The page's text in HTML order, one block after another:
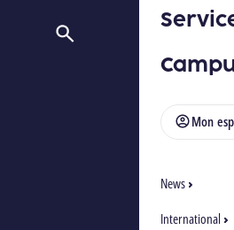
Mon
News
International
Ouvrir/Fermer la recherche
AVEC OSTBELGIEN